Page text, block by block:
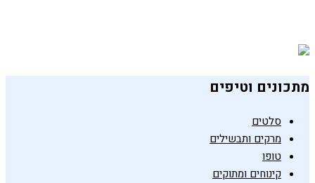
מתכונים וטיפים
סלטים
מרקים ותבשילים
טופו
קינוחים ומתוקים